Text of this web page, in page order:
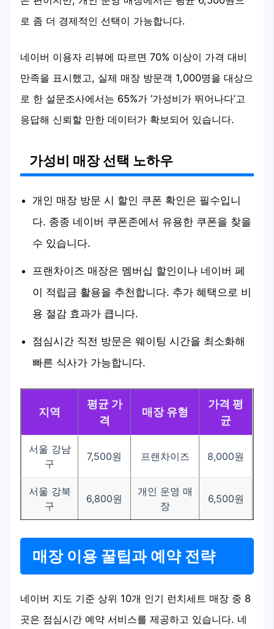
로 좀 더 경제적인 선택이 가능합니다.
네이버 이용자 리뷰에 따르면 70% 이상이 가격 대비
만족을 표시했고, 실제 매장 방문객 1,000명을 대상으
로 한 설문조사에서는 65%가 ‘가성비가 뛰어나다’고
응답해 신뢰할 만한 데이터가 확보되어 있습니다.
가성비 매장 선택 노하우
개인 매장 방문 시 할인 쿠폰 확인은 필수입니
다. 종종 네이버 쿠폰존에서 유용한 쿠폰을 찾을
수 있습니다.
프랜차이즈 매장은 멤버십 할인이나 네이버 페
이 적립금 활용을 추천합니다. 추가 혜택으로 비
용 절감 효과가 큽니다.
점심시간 직전 방문은 웨이팅 시간을 최소화해
빠른 식사가 가능합니다.
지역
평균 가
격
매장 유형
가격 평
균
서울 강남
구
7,500원 프랜차이즈 8,000원
서울 강북
구
6,800원
개인 운영 매
장
6,500원
매장 이용 꿀팁과 예약 전략
네이버 지도 기준 상위 10개 인기 런치세트 매장 중 8
곳은 점심시간 예약 서비스를 제공하고 있습니다. 네